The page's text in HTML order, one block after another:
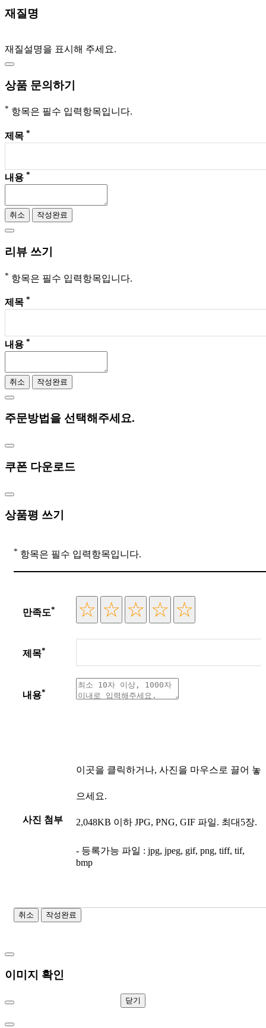
재질명
재질설명을 표시해 주세요.
상품 문의하기
* 항목은 필수 입력항목입니다.
제목 *
내용 *
취소 작성완료
리뷰 쓰기
* 항목은 필수 입력항목입니다.
제목 *
내용 *
취소 작성완료
주문방법을 선택해주세요.
쿠폰 다운로드
닫기
상품평 쓰기
* 항목은 필수 입력항목입니다.
만족도*
제목*
내용*
사진 첨부
이곳을 클릭하거나, 사진을 마우스로 끌어 놓
으세요.
2,048KB 이하 JPG, PNG, GIF 파일. 최대5장.
- 등록가능 파일 : jpg, jpeg, gif, png, tiff, tif,
bmp
취소 작성완료
이미지 확인